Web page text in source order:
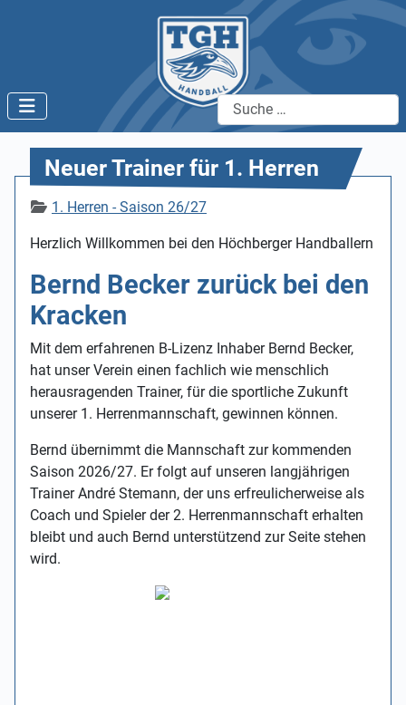
Suchen
Neuer Trainer für 1. Herren
Details1. Herren - Saison 26/27
Herzlich Willkommen bei den Höchberger Handballern
Bernd Becker zurück bei den
Kracken
Mit dem erfahrenen B-Lizenz Inhaber Bernd Becker,
hat unser Verein einen fachlich wie menschlich
herausragenden Trainer, für die sportliche Zukunft
unserer 1. Herrenmannschaft, gewinnen können.
Bernd übernimmt die Mannschaft zur kommenden
Saison 2026/27. Er folgt auf unseren langjährigen
Trainer André Stemann, der uns erfreulicherweise als
Coach und Spieler der 2. Herrenmannschaft erhalten
bleibt und auch Bernd unterstützend zur Seite stehen
wird.